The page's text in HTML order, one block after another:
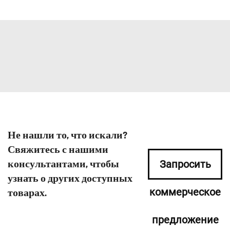
Не нашли то, что искали?
Свяжитесь с нашими
консультантами, чтобы
узнать о других доступных
товарах.
Запросить
коммерческое
предложение